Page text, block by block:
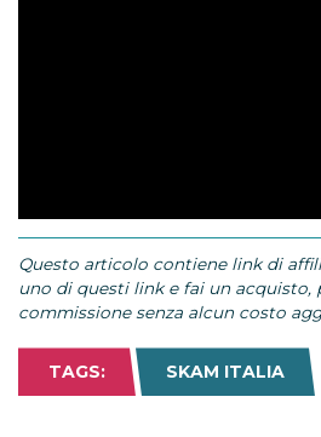
Questo articolo contiene link di
uno di questi link e fai un acquisto,
commissione senza alcun costo
TAGS: SKAM ITALIA